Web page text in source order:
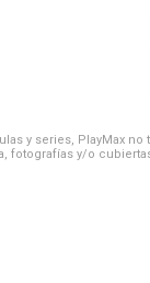
y series, PlayMax
fotografías y/o